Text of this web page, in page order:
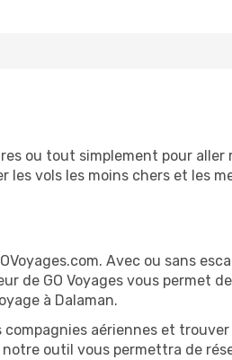
ou tout simplement pour
les vols les moins chers et les
Avec ou sans
de GO Voyages vous permet
à Dalaman.
compagnies aériennes et
outil vous permettra de